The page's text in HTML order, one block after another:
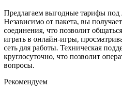
Предлагаем выгодные тарифы
Независимо от пакета, вы
соединения, что позволит
играть в онлайн-игры,
сеть для работы. Техническая
круглосуточно, что позволит
вопросы.
Рекомендуем